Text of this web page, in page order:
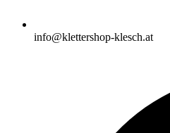
info@klettershop-klesch.at